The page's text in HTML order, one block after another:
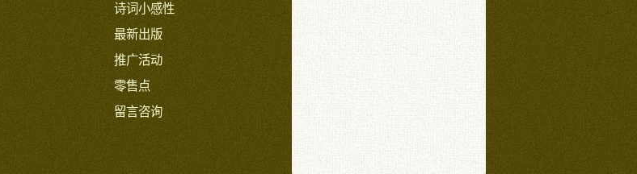
诗词小感性
最新出版
推广活动
零售点
留言咨询